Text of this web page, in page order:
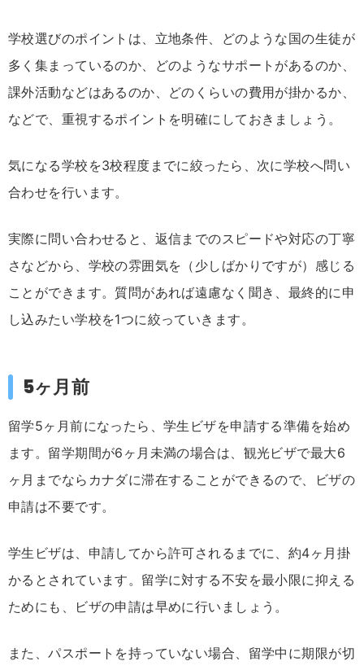
学校選びのポイントは、立地条件、どのような国の生徒が
多く集まっているのか、どのようなサポートがあるのか、
課外活動などはあるのか、どのくらいの費用が掛かるか、
などで、重視するポイントを明確にしておきましょう。
気になる学校を3校程度までに絞ったら、次に学校へ問い
合わせを行います。
実際に問い合わせると、返信までのスピードや対応の丁寧
さなどから、学校の雰囲気を（少しばかりですが）感じる
ことができます。質問があれば遠慮なく聞き、最終的に申
し込みたい学校を1つに絞っていきます。
5ヶ月前
留学5ヶ月前になったら、学生ビザを申請する準備を始め
ます。留学期間が6ヶ月未満の場合は、観光ビザで最大6
ヶ月までならカナダに滞在することができるので、ビザの
申請は不要です。
学生ビザは、申請してから許可されるまでに、約4ヶ月掛
かるとされています。留学に対する不安を最小限に抑える
ためにも、ビザの申請は早めに行いましょう。
また、パスポートを持っていない場合、留学中に期限が切